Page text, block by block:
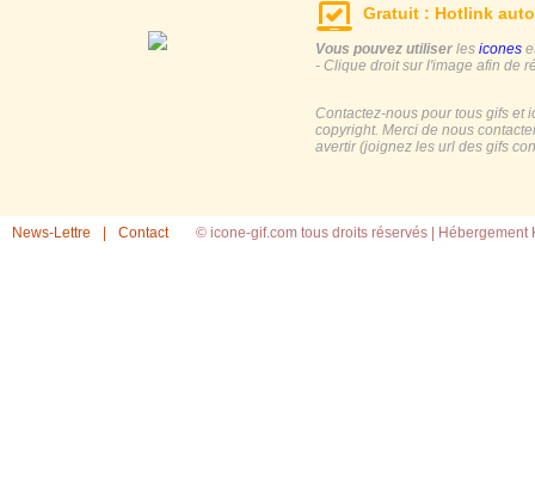
Gratuit : Hotlink
Vous pouvez utiliser les icones
- Clique droit sur l'image afin de
Contactez-nous pour tous gifs et
copyright. Merci de nous
avertir (joignez les url des gifs
News-Lettre Contact © icone-gif.com tous droits réservés | Hébergement